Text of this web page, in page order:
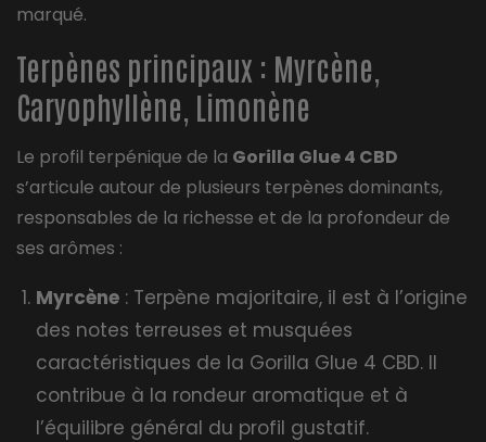
marqué.
Terpènes principaux : Myrcène,
Caryophyllène, Limonène
Le profil terpénique de la Gorilla Glue 4 CBD
s’articule autour de plusieurs terpènes dominants,
responsables de la richesse et de la profondeur de
ses arômes :
Myrcène : Terpène majoritaire, il est à l’origine
des notes terreuses et musquées
caractéristiques de la Gorilla Glue 4 CBD. Il
contribue à la rondeur aromatique et à
l’équilibre général du profil gustatif.